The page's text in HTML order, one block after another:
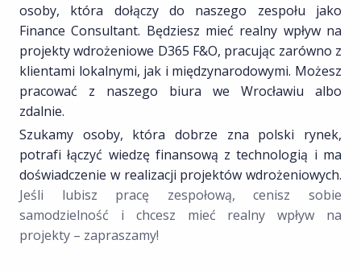
osoby, która dołączy do naszego zespołu jako
Finance Consultant. Będziesz mieć realny wpływ na
projekty wdrożeniowe D365 F&O, pracując zarówno z
klientami lokalnymi, jak i międzynarodowymi. Możesz
pracować z naszego biura we Wrocławiu albo
zdalnie.
Szukamy osoby, która dobrze zna polski rynek,
potrafi łączyć wiedzę finansową z technologią i ma
doświadczenie w realizacji projektów wdrożeniowych.
Jeśli lubisz pracę zespołową, cenisz sobie
samodzielność i chcesz mieć realny wpływ na
projekty – zapraszamy!